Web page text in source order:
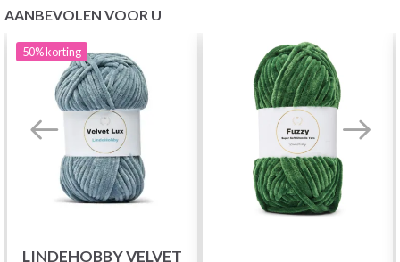
AANBEVOLEN VOOR U
50%korting
LINDEHOBBY VELVET